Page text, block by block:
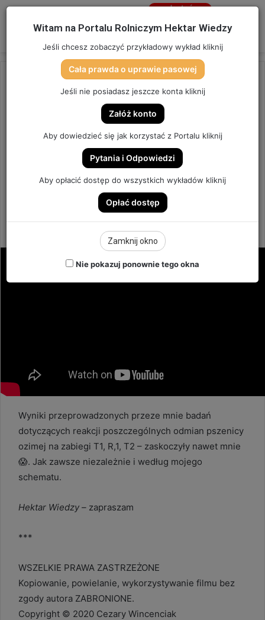
Menu
Jesteś
Strona główna/OSTATNIO DODANE
REAKCJA ODMIANOWA
PSZENICY OZIMEJ NA ZABIEG
T1, R1, T2. | ODCINEK 270
an
Wyniki przeprowadzonych przeze mnie badań
dotyczących reakcji poszczególnych odmian pszenicy
ozimej na zabiegi T1, R,1, T2 – zaskoczyły nawet mnie
😱. Jak zawsze niezależnie i według mojego
schematu.
Hektar Wiedzy – zapraszam
***
WSZELKIE PRAWA ZASTRZEŻONE
Kopiowanie, powielanie, wykorzystywanie filmu bez
zgody autora ZABRONIONE.
Copyright © 2020 Cezary Wincenciak
Witam na Portalu Rolniczym Hektar Wiedzy
Jeśli chcesz zobaczyć przykładowy wykład kliknij
Cała prawda o uprawie pasowej
Jeśli nie posiadasz jeszcze konta kliknij
Załóż konto
Aby dowiedzieć się jak korzystać z Portalu kliknij
Pytania i Odpowiedzi
Aby opłacić dostęp do wszystkich wykładów kliknij
Opłać dostęp
Zamknij okno
Nie pokazuj ponownie tego okna